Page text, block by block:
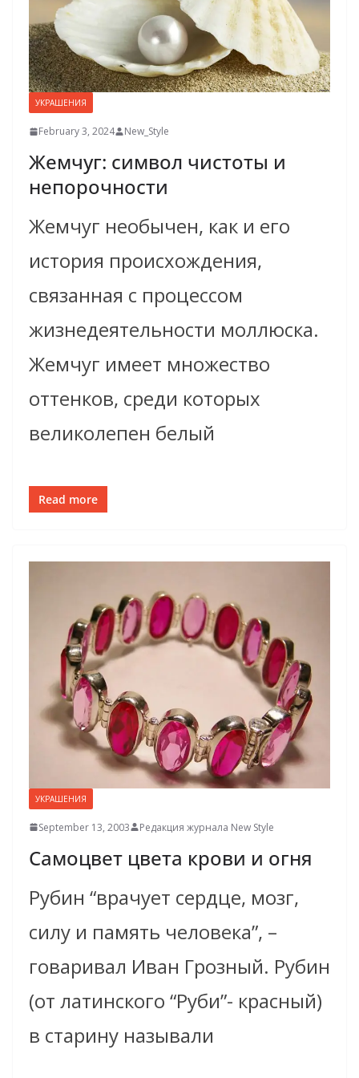
УКРАШЕНИЯ
February 3, 2024 New_Style
Жемчуг: символ чистоты и
непорочности
Жемчуг необычен, как и его
история происхождения,
связанная с процессом
жизнедеятельности моллюска.
Жемчуг имеет множество
оттенков, среди которых
великолепен белый
Read more
УКРАШЕНИЯ
September 13, 2003 Редакция журнала New Style
Самоцвет цвета крови и огня
Рубин “врачует сердце, мозг,
силу и память человека”, –
говаривал Иван Грозный. Рубин
(от латинского “Руби”- красный)
в старину называли